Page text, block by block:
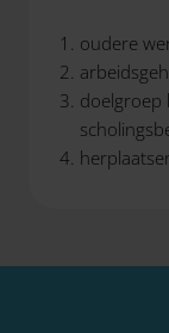
oudere
doelgroep